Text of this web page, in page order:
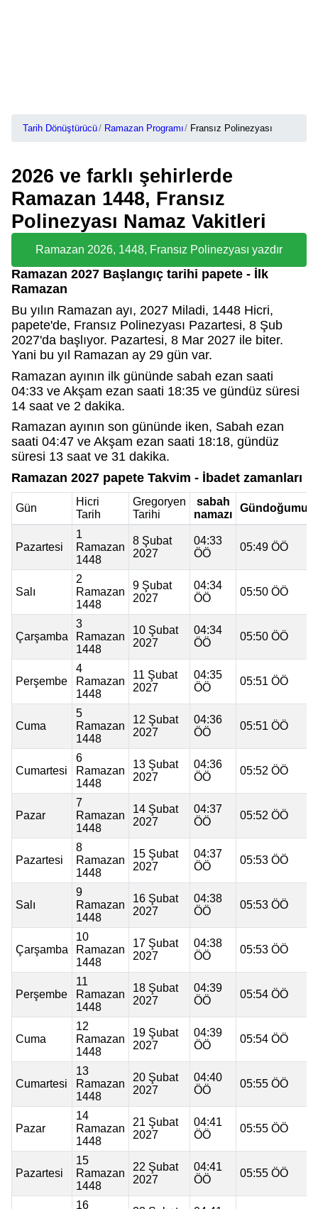
Tarih Dönüştürücü Ramazan Programı Fransız Polinezyası
2026 ve farklı şehirlerde
Ramazan 1448, Fransız
Polinezyası Namaz Vakitleri
Ramazan 2026, 1448, Fransız Polinezyası yazdır
Ramazan 2027 Başlangıç tarihi papete - İlk
Ramazan
Bu yılın Ramazan ayı, 2027 Miladi, 1448 Hicri,
papete'de, Fransız Polinezyası Pazartesi, 8 Şub
2027'da başlıyor. Pazartesi, 8 Mar 2027 ile biter.
Yani bu yıl Ramazan ay 29 gün var.
Ramazan ayının ilk gününde sabah ezan saati
04:33 ve Akşam ezan saati 18:35 ve gündüz süresi
14 saat ve 2 dakika.
Ramazan ayının son gününde iken, Sabah ezan
saati 04:47 ve Akşam ezan saati 18:18, gündüz
süresi 13 saat ve 31 dakika.
Ramazan 2027 papete Takvim - İbadet zamanları
Gün
Hicri
Tarih
Gregoryen
Tarihi
sabah
namazı
Gündoğumu
Pazartesi
1
Ramazan
1448
8 Şubat
2027
04:33
ÖÖ
05:49 ÖÖ
Salı
2
Ramazan
1448
9 Şubat
2027
04:34
ÖÖ
05:50 ÖÖ
Çarşamba
3
Ramazan
1448
10 Şubat
2027
04:34
ÖÖ
05:50 ÖÖ
Perşembe
4
Ramazan
1448
11 Şubat
2027
04:35
ÖÖ
05:51 ÖÖ
Cuma
5
Ramazan
1448
12 Şubat
2027
04:36
ÖÖ
05:51 ÖÖ
Cumartesi
6
Ramazan
1448
13 Şubat
2027
04:36
ÖÖ
05:52 ÖÖ
Pazar
7
Ramazan
1448
14 Şubat
2027
04:37
ÖÖ
05:52 ÖÖ
Pazartesi
8
Ramazan
1448
15 Şubat
2027
04:37
ÖÖ
05:53 ÖÖ
Salı
9
Ramazan
1448
16 Şubat
2027
04:38
ÖÖ
05:53 ÖÖ
Çarşamba
10
Ramazan
1448
17 Şubat
2027
04:38
ÖÖ
05:53 ÖÖ
Perşembe
11
Ramazan
1448
18 Şubat
2027
04:39
ÖÖ
05:54 ÖÖ
Cuma
12
Ramazan
1448
19 Şubat
2027
04:39
ÖÖ
05:54 ÖÖ
Cumartesi
13
Ramazan
1448
20 Şubat
2027
04:40
ÖÖ
05:55 ÖÖ
Pazar
14
Ramazan
1448
21 Şubat
2027
04:41
ÖÖ
05:55 ÖÖ
Pazartesi
15
Ramazan
1448
22 Şubat
2027
04:41
ÖÖ
05:55 ÖÖ
16